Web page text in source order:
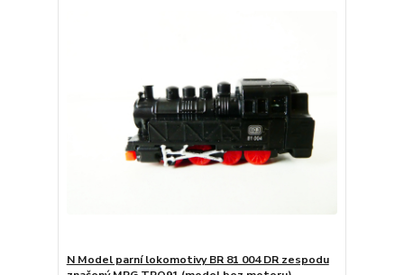
N Model parní lokomotivy BR 81 004 DR zespodu